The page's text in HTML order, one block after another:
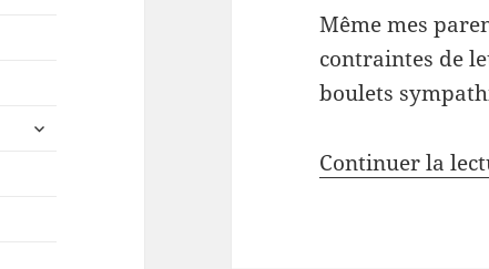
ouvrir
Même mes
contraintes de
boulets
Continuer la